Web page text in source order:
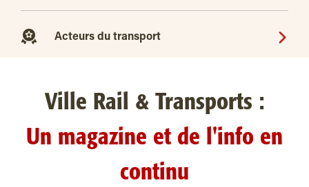
Acteurs du transport
Ville Rail & Transports :
Un magazine et de l'info en
continu